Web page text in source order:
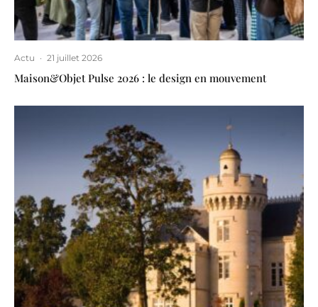
Actu · 21 juillet 2026
Maison&Objet Pulse 2026 : le design en mouvement